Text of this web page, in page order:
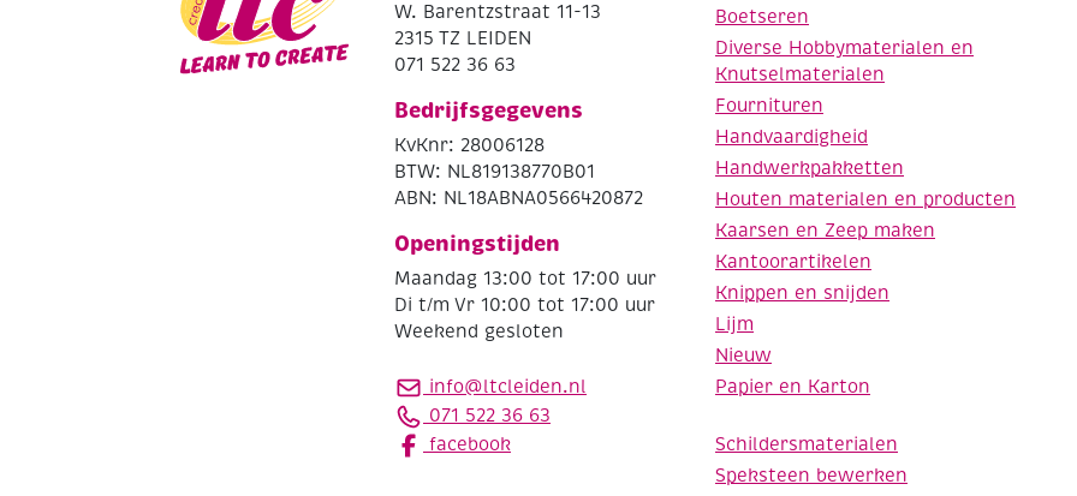
W. Barentzstraat 11-13
2315 TZ LEIDEN
071 522 36 63
Bedrijfsgegevens
KvKnr: 28006128
BTW: NL819138770B01
ABN: NL18ABNA0566420872
Openingstijden
Maandag 13:00 tot 17:00 uur
Di t/m Vr 10:00 tot 17:00 uur
Weekend gesloten
info@ltcleiden.nl
071 522 36 63
facebook
Boetseren
Diverse Hobbymaterialen en
Knutselmaterialen
Fournituren
Handvaardigheid
Handwerkpakketten
Houten materialen en producten
Kaarsen en Zeep maken
Kantoorartikelen
Knippen en snijden
Lijm
Nieuw
Papier en Karton
Schildersmaterialen
Speksteen bewerken